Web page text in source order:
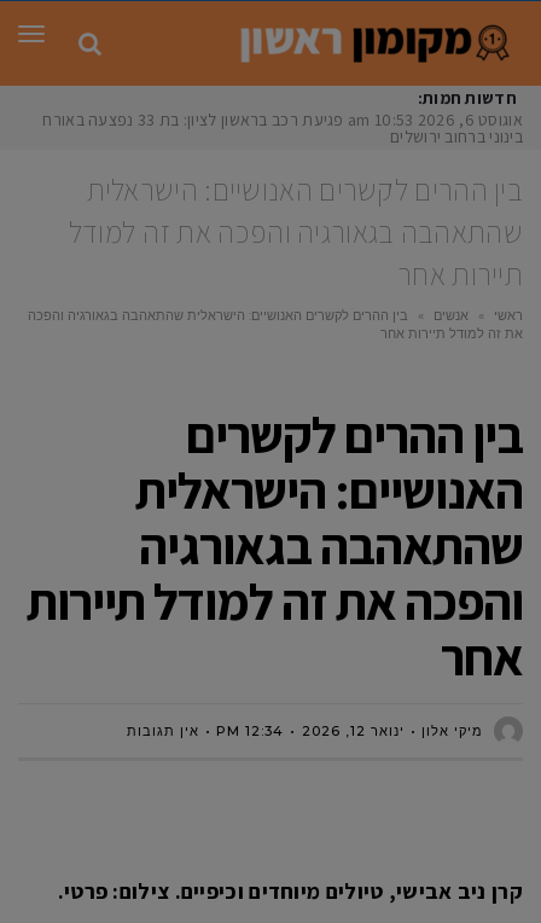
חדשות חמות:
אוגוסט 6, 2026
10:53 am פגיעת רכב בראשון לציון: בת 33 נפצעה באורח
בינוני ברחוב ירושלים
בין ההרים לקשרים האנושיים: הישראלית
שהתאהבה בגאורגיה והפכה את זה למודל
תיירות אחר
ראשי » אנשים »
בין ההרים לקשרים האנושיים: הישראלית שהתאהבה בגאורגיה והפכה
את זה למודל תיירות אחר
בין ההרים לקשרים
האנושיים: הישראלית
שהתאהבה בגאורגיה
והפכה את זה למודל תיירות
אחר
מיקי אלון ינואר 12, 2026 12:34 PM אין תגובות
קרן ניב אבישי, טיולים מיוחדים וכיפיים. צילום: פרטי.